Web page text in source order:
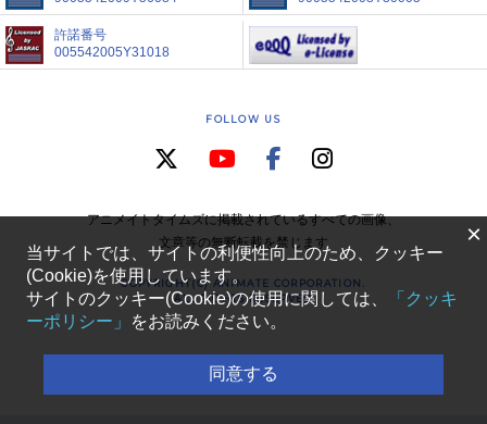
許諾番号
005542005Y31018
FOLLOW US
アニメイトタイムズに掲載されているすべての画像、
文章等の無断転載を禁じます
COPYRIGHT(C) ANIMATE CORPORATION.
ALL RIGHTS RESERVED
×
当サイトでは、サイトの利便性向上のため、クッキー
(Cookie)を使用しています。
サイトのクッキー(Cookie)の使用に関しては、
「クッキ
ーポリシー」
をお読みください。
同意する